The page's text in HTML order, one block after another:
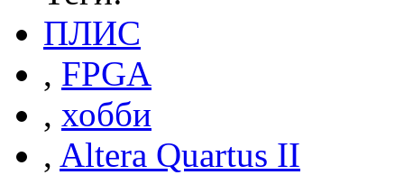
ПЛИС
, FPGA
, хобби
, Altera Quartus II